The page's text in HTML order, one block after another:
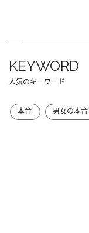
KEYWORD
人気のキーワード
本音 男女の本音